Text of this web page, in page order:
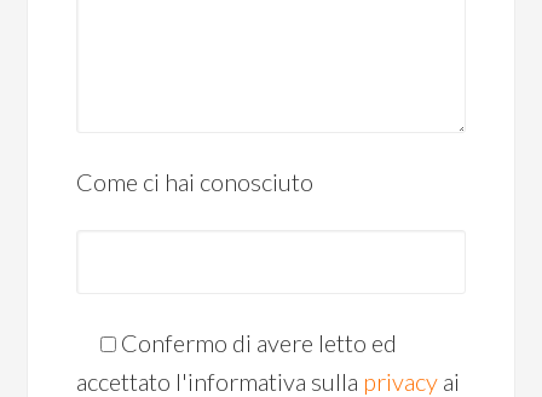
Come ci hai conosciuto
Confermo di avere letto ed
accettato l'informativa sulla privacy ai